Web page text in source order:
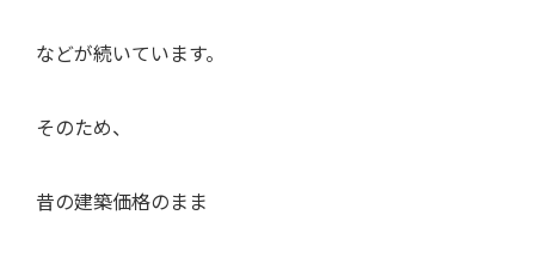
などが続いています。
そのため、
昔の建築価格のまま